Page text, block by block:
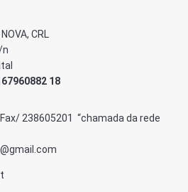
CRL
n
18
238605201 “chamada da rede